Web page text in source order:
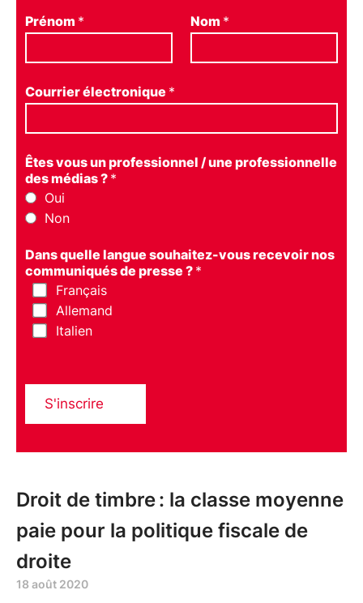
Prénom * Nom *
Courrier électronique *
Êtes vous un professionnel / une professionnelle
des médias ? *
Oui
Non
Dans quelle langue souhaitez-vous recevoir nos
communiqués de presse ? *
Français
Allemand
Italien
S'inscrire
Droit de timbre : la classe moyenne
paie pour la politique fiscale de
droite
18 août 2020